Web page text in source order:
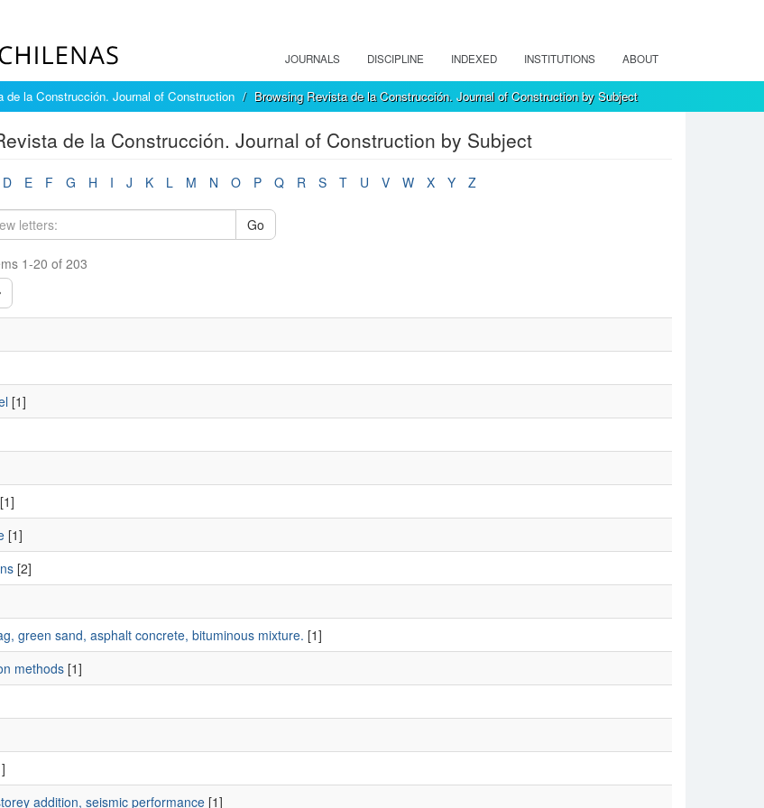
JOURNALS DISCIPLINE INDEXED INSTITUTIONS ABOUT
de la Construcción. Journal of Construction Browsing Revista de la Construcción. Journal of Construction by Subject
de la Construcción. Journal of Construction by Subject
D E F G H I J K L M N O P Q R S T U V W X Y Z
Go
1-20 of 203
[1]
[1]
[2]
green sand, asphalt concrete, bituminous mixture. [1]
methods[1]
addition, seismic performance[1]